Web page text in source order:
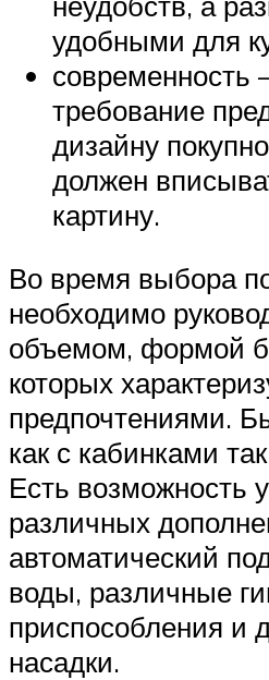
удобными для
современность
требование
дизайну
должен
картину.
Во время выбора
необходимо
объемом, формой
которых
предпочтениями.
как с кабинками
Есть возможность
различных
автоматический
воды, различные
приспособления и
насадки.